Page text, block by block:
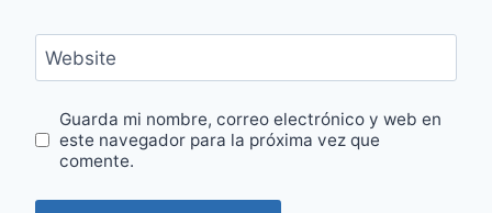
Website
Guarda mi nombre, correo electrónico y web en
este navegador para la próxima vez que
comente.